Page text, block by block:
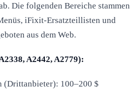
Die folgenden Bereiche stammen
iFixit-Ersatzteillisten und
aus dem Web.
A2442, A2779):
(Drittanbieter): 100–200 $